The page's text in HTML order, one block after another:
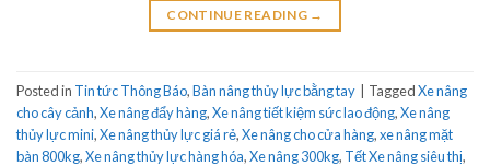
CONTINUE READING →
Posted in Tin tức Thông Báo,Bàn nâng thủy lực bằng tay | TaggedXe nâng
cho cây cảnh,Xe nâng đẩy hàng,Xe nâng tiết kiệm sức lao động,Xe nâng
thủy lực mini,Xe nâng thủy lực giá rẻ,Xe nâng cho cửa hàng,xe nâng mặt
bàn 800kg,Xe nâng thủy lực hàng hóa,Xe nâng 300kg, Tết Xe nâng siêu thị,